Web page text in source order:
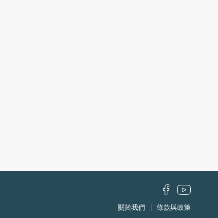
關於我們
條款與政策